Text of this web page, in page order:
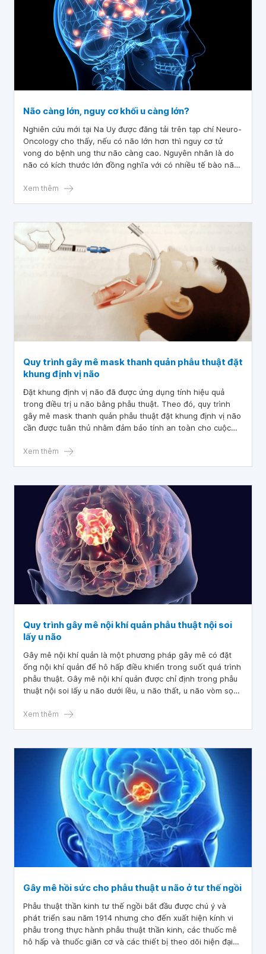
Não càng lớn, nguy cơ khối u càng lớn?
Nghiên cứu mới tại Na Uy được đăng tải trên tạp chí Neuro-
Oncology cho thấy, nếu có não lớn hơn thì nguy cơ tử
vong do bệnh ung thư não càng cao. Nguyên nhân là do
não có kích thước lớn đồng nghĩa với có nhiều tế bào não
bào bị sai và dẫn đến đột biến gây ra ung thư.
Xem thêm
Quy trình gây mê mask thanh quản phẫu thuật đặt
khung định vị não
Đặt khung định vị não đã được ứng dụng tính hiệu quả
trong điều trị u não bằng phẫu thuật. Theo đó, quy trình
gây mê mask thanh quản phẫu thuật đặt khung định vị não
cần được tuân thủ nhằm đảm bảo tính an toàn cho cuộc
khó.
Xem thêm
Quy trình gây mê nội khí quản phẫu thuật nội soi
lấy u não
Gây mê nội khí quản là một phương pháp gây mê có đặt
ống nội khí quản để hô hấp điều khiển trong suốt quá trình
phẫu thuật. Gây mê nội khí quản được chỉ định trong phẫu
thuật nội soi lấy u não dưới lều, u não thất, u não vòm sọ
Xem thêm
Gây mê hồi sức cho phẫu thuật u não ở tư thế ngồi
Phẫu thuật thần kinh tư thế ngồi bắt đầu được chú ý và
phát triển sau năm 1914 nhưng cho đến xuất hiện kính vi
phẫu trong thực hành phẫu thuật thần kinh, các thuốc mê
hô hấp và thuốc giãn cơ và các thiết bị theo dõi hiện đại